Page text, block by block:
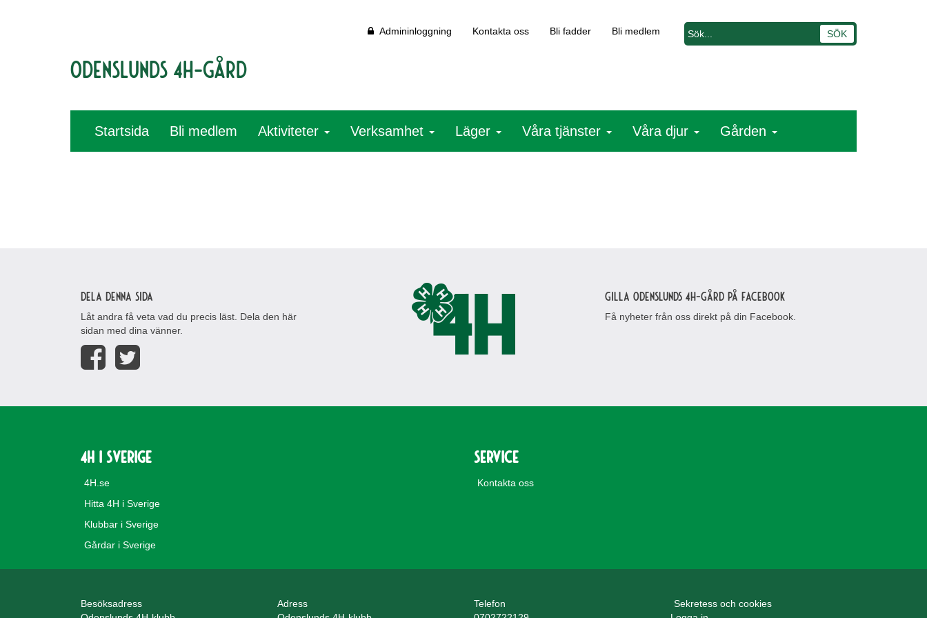
Odenslunds 4H-gård
Admininloggning Kontakta oss Bli fadder Bli medlem
Startsida Bli medlem Aktiviteter Verksamhet Läger Våra tjänster Våra djur Gården
Dela denna sida
Låt andra få veta vad du precis läst. Dela den här
sidan med dina vänner.
Gilla Odenslunds 4H-gård på Facebook
Få nyheter från oss direkt på din Facebook.
4H i Sverige
4H.se
Hitta 4H i Sverige
Klubbar i Sverige
Gårdar i Sverige
Service
Kontakta oss
Besöksadress
Adress
Telefon
Sekretess och cookies